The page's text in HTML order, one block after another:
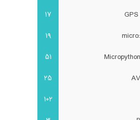
17
19
51
25
102